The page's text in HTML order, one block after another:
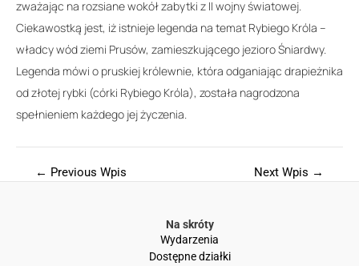
zważając na rozsiane wokół zabytki z II wojny światowej.
Ciekawostką jest, iż istnieje legenda na temat Rybiego Króla –
władcy wód ziemi Prusów, zamieszkującego jezioro Śniardwy.
Legenda mówi o pruskiej królewnie, która odganiając drapieżnika
od złotej rybki (córki Rybiego Króla), została nagrodzona
spełnieniem każdego jej życzenia.
← Previous Wpis Next Wpis →
Na skróty
Wydarzenia
Dostępne działki